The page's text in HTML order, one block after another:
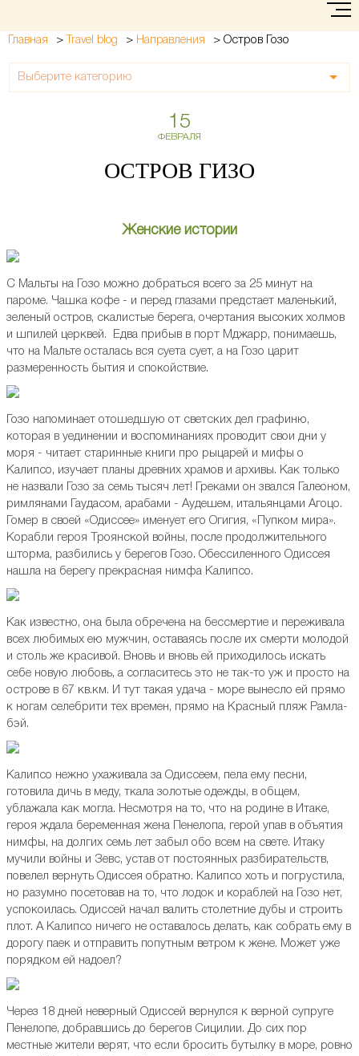
Главная > Travel blog > Направления > Остров Гозо
Выберите категорию
15
ФЕВРАЛЯ
ОСТРОВ ГИЗО
Женские истории
С Мальты на Гозо можно добраться всего за 25 минут на
пароме. Чашка кофе - и перед глазами предстает маленький,
зеленый остров, скалистые берега, очертания высоких холмов
и шпилей церквей. Едва прибыв в порт Мджарр, понимаешь,
что на Мальте осталась вся суета сует, а на Гозо царит
размеренность бытия и спокойствие.
Гозо напоминает отошедшую от светских дел графиню,
которая в уединении и воспоминаниях проводит свои дни у
моря - читает старинные книги про рыцарей и мифы о
Калипсо, изучает планы древних храмов и архивы. Как только
не назвали Гозо за семь тысяч лет! Греками он звался Галеоном,
римлянами Гаудасом, арабами - Аудешем, итальянцами Агоцо.
Гомер в своей «Одиссее» именует его Огигия, «Пупком мира».
Корабли героя Троянской войны, после продолжительного
шторма, разбились у берегов Гозо. Обессиленного Одиссея
нашла на берегу прекрасная нимфа Калипсо.
Как известно, она была обречена на бессмертие и переживала
всех любимых ею мужчин, оставаясь после их смерти молодой
и столь же красивой. Вновь и вновь ей приходилось искать
себе новую любовь, а согласитесь это не так-то уж и просто на
острове в 67 кв.км. И тут такая удача - море вынесло ей прямо
к ногам селебрити тех времен, прямо на Красный пляж Рамла-
бэй.
Калипсо нежно ухаживала за Одиссеем, пела ему песни,
готовила дичь в меду, ткала золотые одежды, в общем,
ублажала как могла. Несмотря на то, что на родине в Итаке,
героя ждала беременная жена Пенелопа, герой упав в объятия
нимфы, на долгих семь лет забыл обо всем на свете. Итаку
мучили войны и Зевс, устав от постоянных разбирательств,
повелел вернуть Одиссея обратно. Калипсо хоть и погрустила,
но разумно посетовав на то, что лодок и кораблей на Гозо нет,
успокоилась. Одиссей начал валить столетние дубы и строить
плот. А Калипсо ничего не оставалось делать, как собрать ему в
дорогу паек и отправить попутным ветром к жене. Может уже
порядком ей надоел?
Через 18 дней неверный Одиссей вернулся к верной супруге
Пенелопе, добравшись до берегов Сицилии. До сих пор
местные жители верят, что если бросить бутылку в море, ровно